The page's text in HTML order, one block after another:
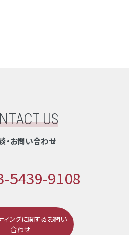
US
・お問い合わせ
5439-9108
ィングに関するお問い
合わせ